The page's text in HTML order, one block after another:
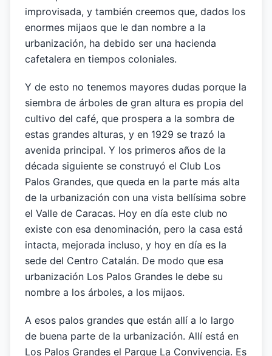
improvisada, y también creemos que, dados los
enormes mijaos que le dan nombre a la
urbanización, ha debido ser una hacienda
cafetalera en tiempos coloniales.
Y de esto no tenemos mayores dudas porque la
siembra de árboles de gran altura es propia del
cultivo del café, que prospera a la sombra de
estas grandes alturas, y en 1929 se trazó la
avenida principal. Y los primeros años de la
década siguiente se construyó el Club Los
Palos Grandes, que queda en la parte más alta
de la urbanización con una vista bellísima sobre
el Valle de Caracas. Hoy en día este club no
existe con esa denominación, pero la casa está
intacta, mejorada incluso, y hoy en día es la
sede del Centro Catalán. De modo que esa
urbanización Los Palos Grandes le debe su
nombre a los árboles, a los mijaos.
A esos palos grandes que están allí a lo largo
de buena parte de la urbanización. Allí está en
Los Palos Grandes el Parque La Convivencia. Es